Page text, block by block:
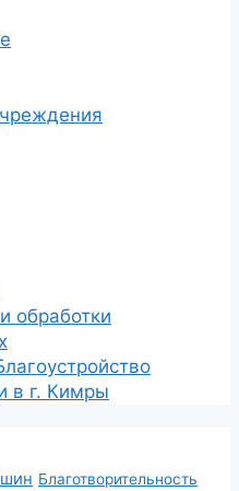
обработки
в г. Кимры
Благотворительность